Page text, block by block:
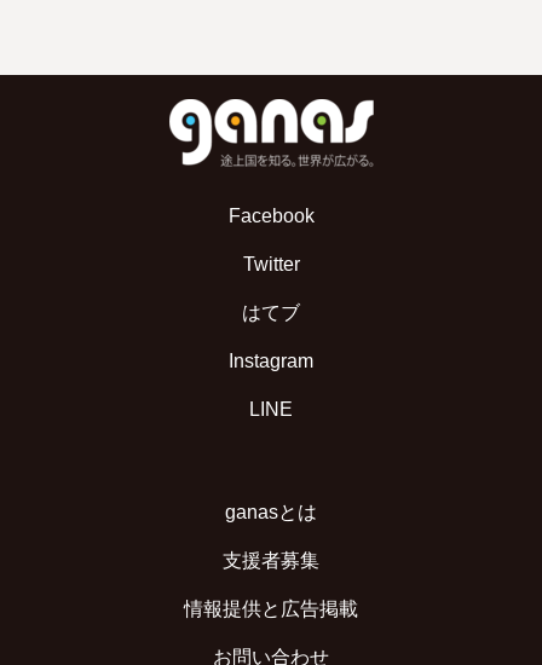
Facebook
Twitter
はてブ
Instagram
LINE
ganasとは
支援者募集
情報提供と広告掲載
お問い合わせ